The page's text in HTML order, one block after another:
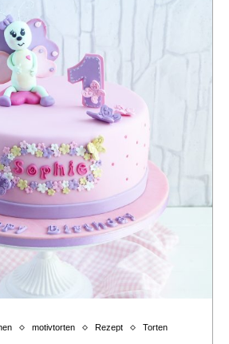
motivtorten Rezept Torten